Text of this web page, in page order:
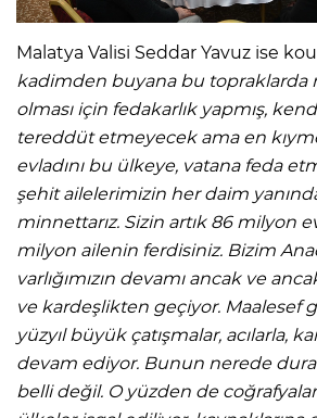
Malatya Valisi Seddar Yavuz ise
kadimden buyana bu topraklarda
olması için fedakarlık yapmış,
tereddüt etmeyecek ama en
evladını bu ülkeye, vatana feda
şehit ailelerimizin her daim
minnettarız. Sizin artık 86 milyon
milyon ailenin ferdisiniz. Bizim
varlığımızın devamı ancak ve
ve kardeşlikten geçiyor. Maalesef
yüzyıl büyük çatışmalar, acılarla,
devam ediyor. Bunun nerede
belli değil. O yüzden de